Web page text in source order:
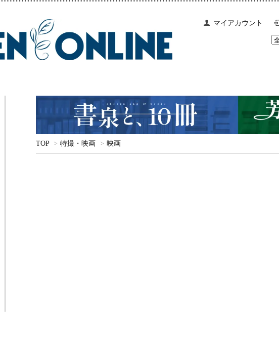
マイアカウント
TOP > 特撮・映画 > 映画